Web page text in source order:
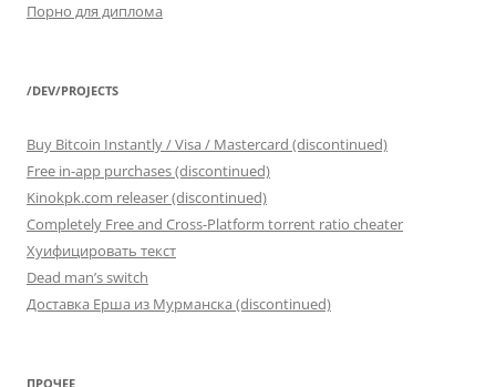
Порно для диплома
/DEV/PROJECTS
Buy Bitcoin Instantly / Visa / Mastercard (discontinued)
Free in-app purchases (discontinued)
Kinokpk.com releaser (discontinued)
Completely Free and Cross-Platform torrent ratio cheater
Хуифицировать текст
Dead man’s switch
Доставка Ерша из Мурманска (discontinued)
ПРОЧЕЕ